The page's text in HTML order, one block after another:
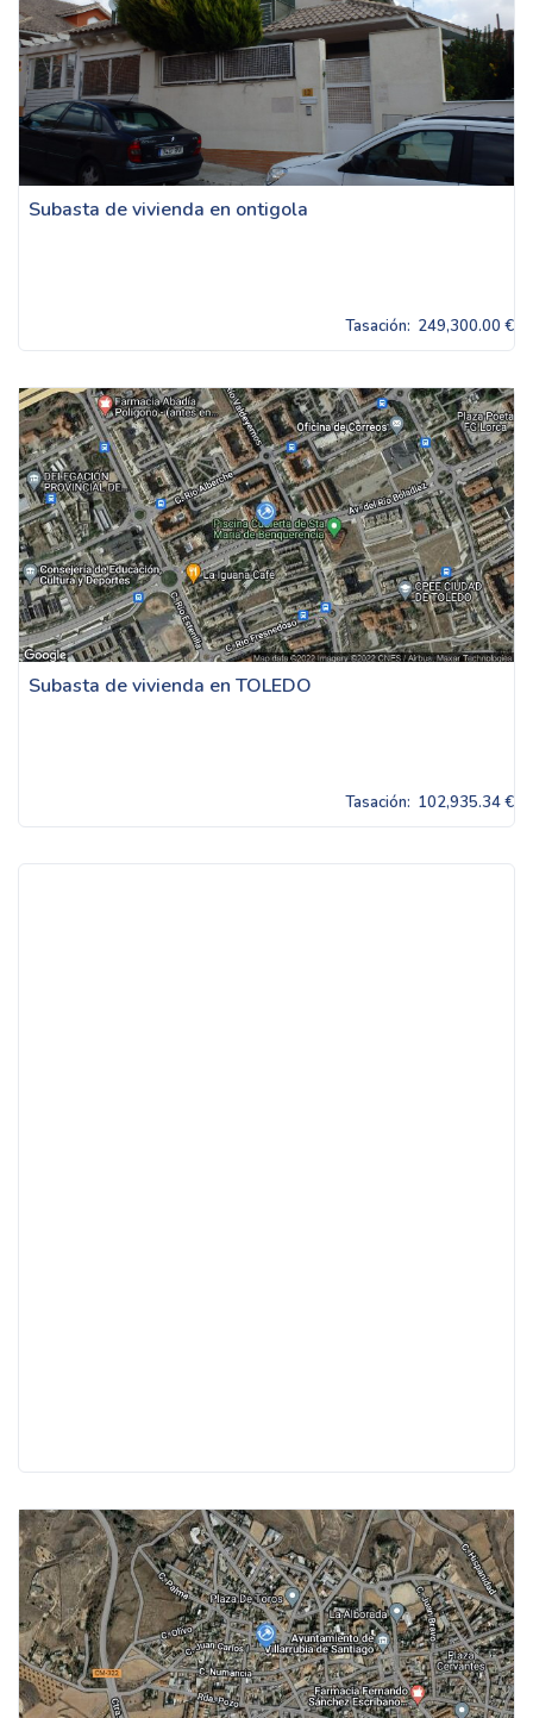
Subasta de vivienda en ontigola
Tasación: 249,300.00 €
Subasta de vivienda en TOLEDO
Tasación: 102,935.34 €